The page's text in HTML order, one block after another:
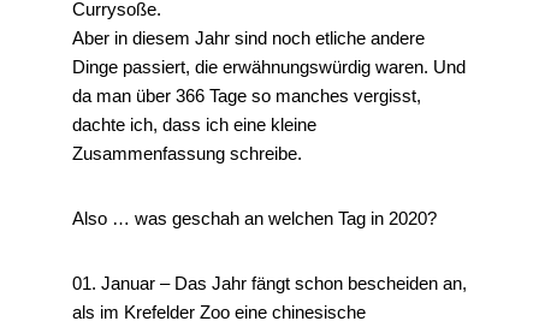
Currysoße.
Aber in diesem Jahr sind noch etliche andere
Dinge passiert, die erwähnungswürdig waren. Und
da man über 366 Tage so manches vergisst,
dachte ich, dass ich eine kleine
Zusammenfassung schreibe.
Also … was geschah an welchen Tag in 2020?
01. Januar – Das Jahr fängt schon bescheiden an,
als im Krefelder Zoo eine chinesische